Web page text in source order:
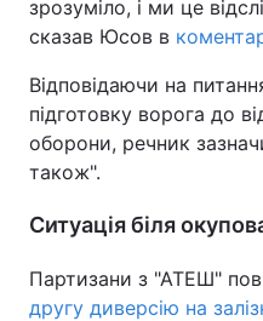
зрозуміло, і ми це
сказав Юсов в
Відповідаючи на
підготовку ворога до
оборони, речник
також".
Ситуація біля
Партизани з "АТЕШ"
другу диверсію на